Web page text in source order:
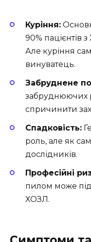
Куріння:
90% пацієнтів
Але куріння
винуватець.
Забруднене
забруднюючих
спричинити
Спадковість:
роль, але як
дослідників.
Професійні
пилом може
ХОЗЛ.